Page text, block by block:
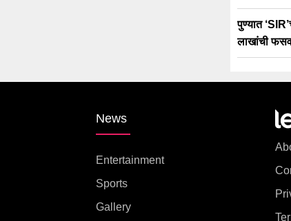
पुण्यात
लाखांची
News
Entertainment
Sports
Gallery